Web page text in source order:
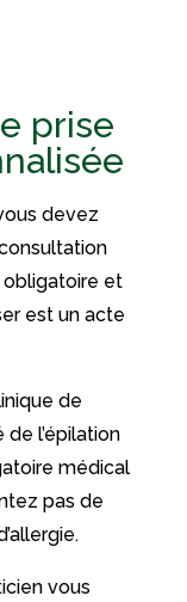
prise
devez
et
est un acte
de
l’épilation
médical
pas de
vous